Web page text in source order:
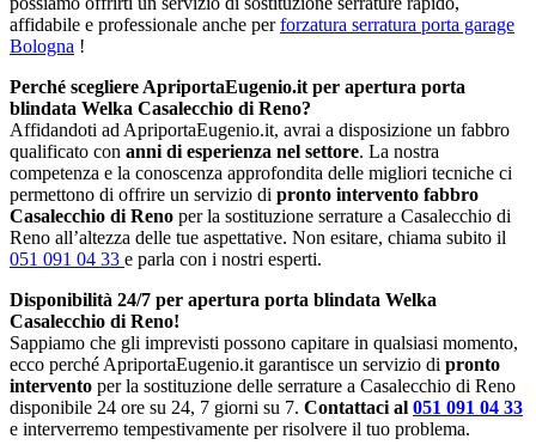
affidabile e professionale anche perforzatura serratura porta garage
Bologna !
Perché scegliere ApriportaEugenio.it per apertura porta
blindata Welka Casalecchio di Reno?
Affidandoti ad ApriportaEugenio.it, avrai a disposizione un fabbro
qualificato con anni di esperienza nel settore. La nostra
competenza e la conoscenza approfondita delle migliori tecniche ci
permettono di offrire un servizio di pronto intervento fabbro
Casalecchio di Reno per la sostituzione serrature a Casalecchio di
Reno all’altezza delle tue aspettative. Non esitare, chiama subito il
051 091 04 33 e parla con i nostri esperti.
Disponibilità 24/7 per apertura porta blindata Welka
Casalecchio di Reno!
Sappiamo che gli imprevisti possono capitare in qualsiasi momento,
ecco perché ApriportaEugenio.it garantisce un servizio di pronto
intervento per la sostituzione delle serrature a Casalecchio di Reno
disponibile 24 ore su 24, 7 giorni su 7. Contattaci al 051 091 04 33
e interverremo tempestivamente per risolvere il tuo problema.